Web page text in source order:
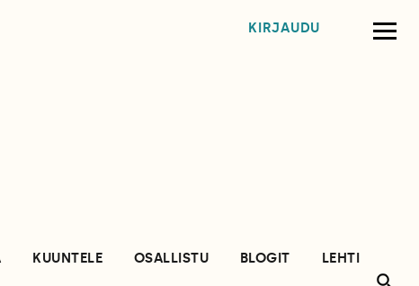
KIRJAUDU
KUUNTELE OSALLISTU BLOGIT
LEHTI